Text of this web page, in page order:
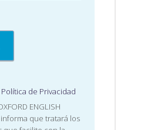
Política de Privacidad
ENGLISH
informa que tratará los